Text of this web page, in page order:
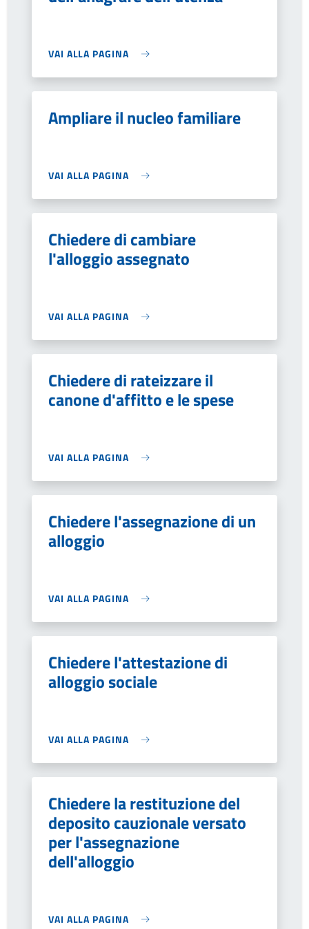
VAI ALLA PAGINA
Ampliare il nucleo familiare
VAI ALLA PAGINA
Chiedere di cambiare
l'alloggio assegnato
VAI ALLA PAGINA
Chiedere di rateizzare il
canone d'affitto e le spese
VAI ALLA PAGINA
Chiedere l'assegnazione di un
alloggio
VAI ALLA PAGINA
Chiedere l'attestazione di
alloggio sociale
VAI ALLA PAGINA
Chiedere la restituzione del
deposito cauzionale versato
per l'assegnazione
dell'alloggio
VAI ALLA PAGINA